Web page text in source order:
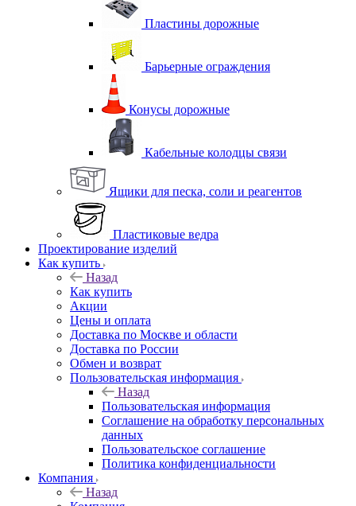
Пластины дорожные
Барьерные ограждения
Конусы дорожные
Кабельные колодцы связи
Ящики для песка, соли и реагентов
Пластиковые ведра
Проектирование изделий
Как купить
Назад
Как купить
Акции
Цены и оплата
Доставка по Москве и области
Доставка по России
Обмен и возврат
Пользовательская информация
Назад
Пользовательская информация
Соглашение на обработку персональных
данных
Пользовательское соглашение
Политика конфиденциальности
Компания
Назад